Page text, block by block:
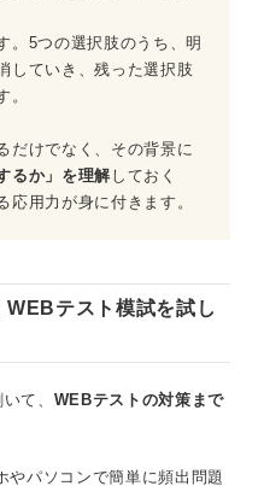
。5つの選択肢のうち、明
していき、残った選択肢
。
だけでなく、その背景に
るか」を理解しておく
応用力が身に付きます。
テスト模試を試し
て、 WEBテストの対策まで
やパソコンで簡単に頻出問題
策する際のポイント